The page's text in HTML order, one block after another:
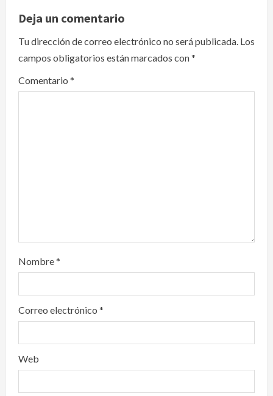
v
i
g
a
Deja un comentario
Tu dirección de correo electrónico no será publicada. Los
campos obligatorios están marcados con*
Comentario *
Nombre*
Correo electrónico *
Web